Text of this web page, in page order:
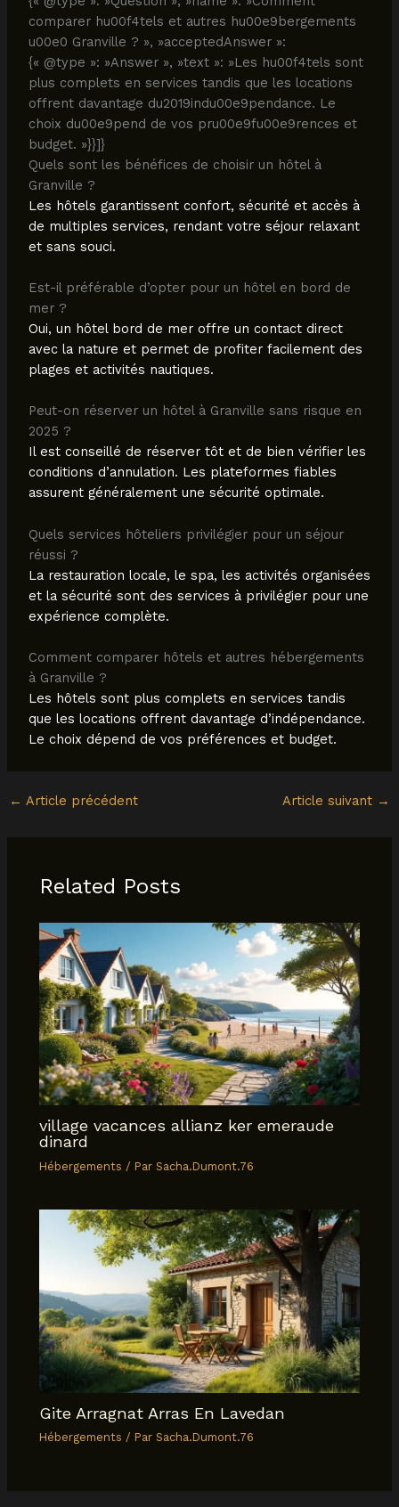
comparer hu00f4tels et autres hu00e9bergements
u00e0 Granville ? », »acceptedAnswer »:
{« @type »: »Answer », »text »: »Les hu00f4tels sont
plus complets en services tandis que les locations
offrent davantage du2019indu00e9pendance. Le
choix du00e9pend de vos pru00e9fu00e9rences et
budget. »}}]}
Quels sont les bénéfices de choisir un hôtel à
Granville ?
Les hôtels garantissent confort, sécurité et accès à
de multiples services, rendant votre séjour relaxant
et sans souci.
Est-il préférable d’opter pour un hôtel en bord de
mer ?
Oui, un hôtel bord de mer offre un contact direct
avec la nature et permet de profiter facilement des
plages et activités nautiques.
Peut-on réserver un hôtel à Granville sans risque en
2025 ?
Il est conseillé de réserver tôt et de bien vérifier les
conditions d’annulation. Les plateformes fiables
assurent généralement une sécurité optimale.
Quels services hôteliers privilégier pour un séjour
réussi ?
La restauration locale, le spa, les activités organisées
et la sécurité sont des services à privilégier pour une
expérience complète.
Comment comparer hôtels et autres hébergements
à Granville ?
Les hôtels sont plus complets en services tandis
que les locations offrent davantage d’indépendance.
Le choix dépend de vos préférences et budget.
← Article précédent Article suivant →
Related Posts
village vacances allianz ker emeraude
dinard
Hébergements / ParSacha.Dumont.76
Gite Arragnat Arras En Lavedan
Hébergements / ParSacha.Dumont.76